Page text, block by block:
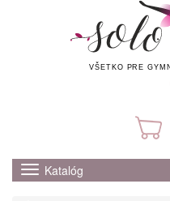
VŠETKO PRE
Katalóg